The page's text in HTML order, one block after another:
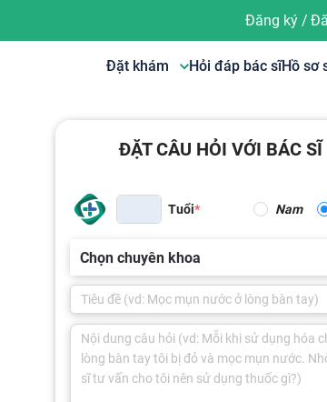
Đăng ký/
Đặt khám Hỏi đáp bác sĩHồ sơ
ĐẶT CÂU HỎI VỚI BÁC SĨ
Tuổi Nam
Chọn chuyên khoa